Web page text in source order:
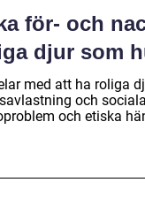
för- och
djur som
med att ha roliga
och
och etiska